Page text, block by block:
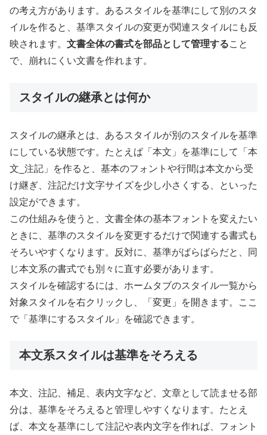
の考え方があります。あるスタイルを基準にして別のスタ
イルを作ると、基準スタイルの変更が関連スタイルにも反
映されます。 文書全体の書式を部品として管理すること
で、崩れにくい文書を作れます。
スタイルの継承とは何か
スタイルの継承とは、あるスタイルが別のスタイルを基準
にしている状態です。たとえば「本文」を基準にして「本
文_注記」を作ると、基本のフォントや行間は本文から受
け継ぎ、注記だけ文字サイズを少し小さくする、といった
設定ができます。
この仕組みを使うと、文書全体の基本フォントを変えたい
ときに、基準のスタイルを変更するだけで関連する書式も
そろいやすくなります。反対に、基準がばらばらだと、同
じ本文系の書式でも別々に直す必要があります。
スタイルを確認するには、ホームタブのスタイル一覧から
対象スタイルを右クリックし、「変更」を開きます。ここ
で「基準にするスタイル」を確認できます。
本文系スタイルは基準をそろえる
本文、注記、補足、表内文字など、文章として読ませる部
分は、基準をそろえると管理しやすくなります。たとえ
ば、本文を基準にして注記や表内文字を作れば、フォント